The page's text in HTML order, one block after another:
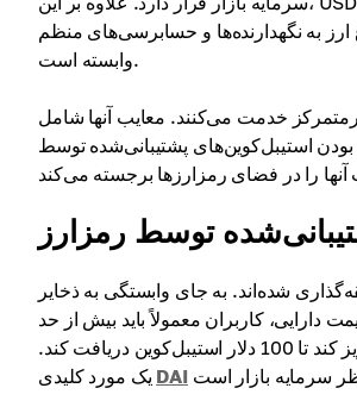
به نگهدارنده‌ها و حسابرسی‌های منظم
وابسته است.
خدمت می‌کنند. معایب آنها شامل
استیبل‌کوین‌های پشتیبانی‌شده توسط
توسط رمزارز
شده‌اند. به جای وابستگی به ذخایر
دارایی، کاربران معمولاً باید بیش از حد
وثیقه‌گذاری کنند. به عنوان مثال، با نسبت ثبات 150٪، یک مشتری باید به ارزش 150 دلار رمزارز واریز کند تا 100 دلار استیبل‌کوین دریافت کند.
DAI